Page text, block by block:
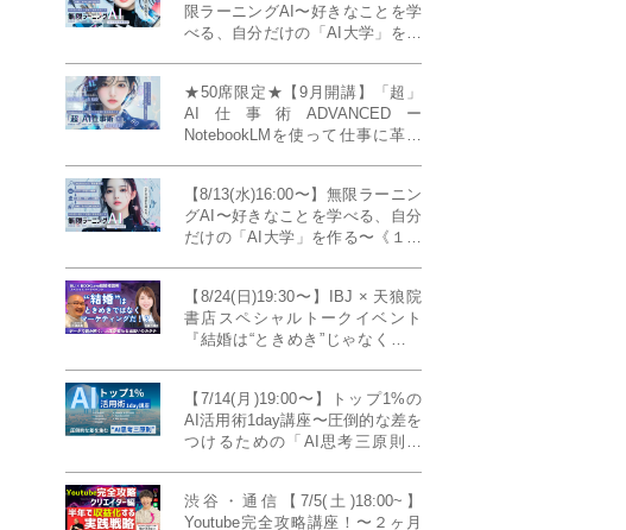
限ラーニングAI〜好きなことを学
べる、自分だけの「AI大学」を作
★50席限定★【9月開講】「超」
AI仕事術ADVANCEDー
NotebookLMを使って仕事に革命
【8/13(水)16:00〜】無限ラーニン
グAI〜好きなことを学べる、自分
だけの「AI大学」を作る〜《１日
【8/24(日)19:30〜】IBJ × 天狼院
書店スペシャルトークイベント
『結婚は“ときめき”じゃなくて、
のカタチ〜《BOOKLove結婚相談
所presents》
【7/14(月)19:00〜】トップ1%の
AI活用術1day講座〜圧倒的な差を
つけるための「AI思考三原則」
渋谷・通信【7/5(土)18:00~】
Youtube完全攻略講座！〜２ヶ月